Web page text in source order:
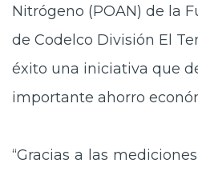
Nitrógeno (POAN) de la
de Codelco División El
éxito una iniciativa que
importante ahorro
“Gracias a las